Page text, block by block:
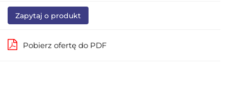
Zapytaj o produkt
Pobierz ofertę do PDF